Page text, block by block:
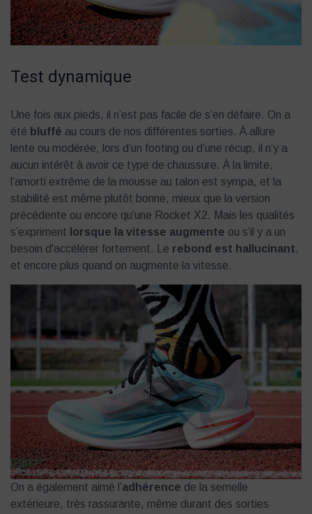
Test dynamique
Une fois aux pieds, il n’est pas facile de s’en défaire. On a
été bluffé au cours de nos différentes sorties. À allure
lente ou modérée, lors d’un footing ou d’une récup, il n’y a
aucun intérêt à avoir ce type de chaussure. À la limite,
l’amorti extrême de la mousse au talon est sympa, et la
stabilité est même plutôt bonne, mieux que la version
précédente ou encore qu’une Rocket X2. Mais les qualités
s’expriment lorsque la vitesse augmente ou s’il y a un
besoin d'accélérer fortement. Le rebond est hallucinant,
et encore plus quand on augmente la vitesse.
On a également aimé l’adhérence de la semelle
extérieure, très rassurante, même durant des sorties